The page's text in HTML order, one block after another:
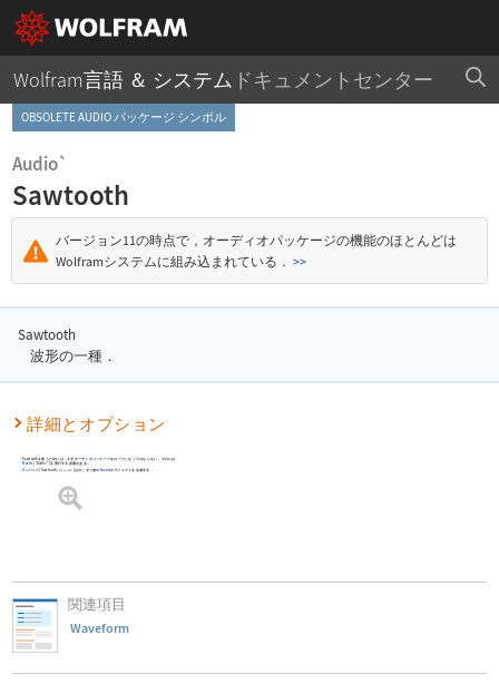
Wolfram言語 ＆ システム ドキュメントセンター
OBSOLETE AUDIO パッケージ シンボル
Audio`
Sawtooth
バージョン11の時点で，オーディオパッケージの機能のほとんどは
Wolframシステムに組み込まれている． >>
Sawtooth
波形の一種．
詳細とオプション
Sawtoothを使うためには，まず オーディオパッケージをロードしなくてはならない．それには
Needs
"Audio`"] を実行する必要がある．
Waveform
Sawtooth, freq, dur はのこぎり波の Sound オブジェクトを生成する．
関連項目
Waveform